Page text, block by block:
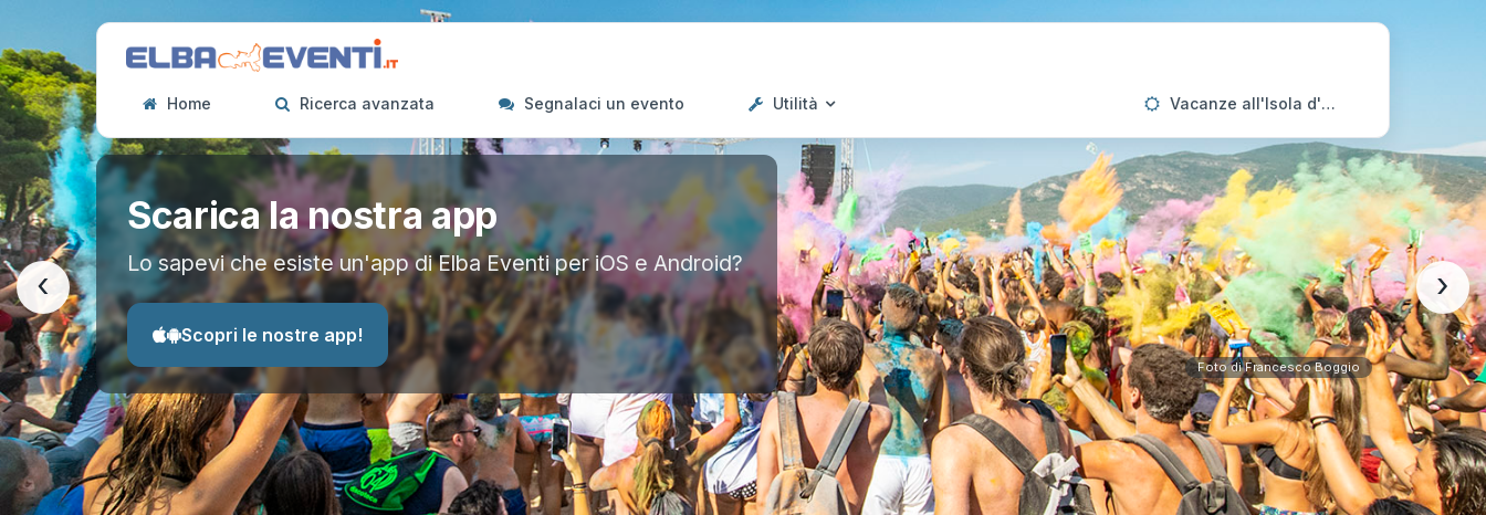
Home Ricerca avanzata Segnalaci un evento Utilità Vacanze all'Isola d'Elba
Scarica la nostra app
Lo sapevi che esiste un'app di Elba Eventi per iOS e Android?
Scopri le nostre app!
Foto di Francesco Boggio
‹ ›